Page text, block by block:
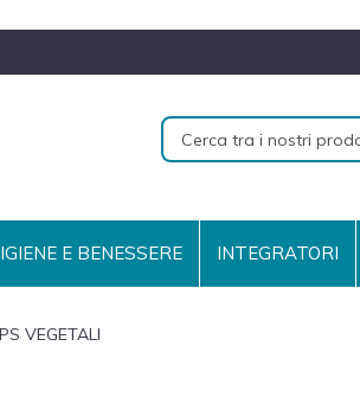
IGIENE E BENESSERE INTEGRATORI
VEGETALI